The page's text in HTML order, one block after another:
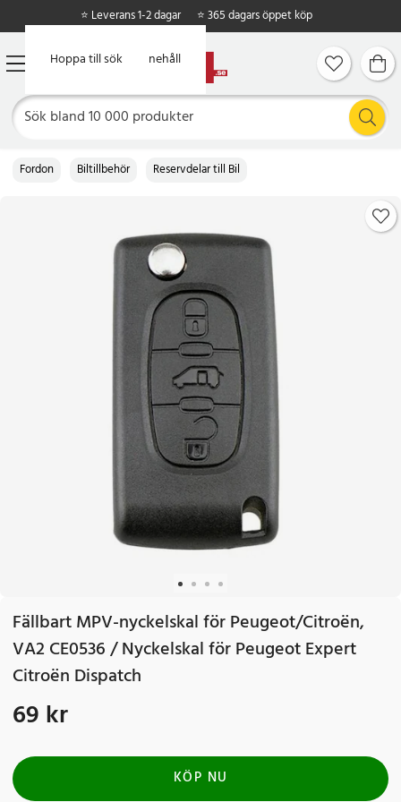
Hoppa till huvudinnehåll
Hoppa till sök
⭐ Leverans 1-2 dagar ⭐ 365 dagars öppet köp
Fordon Biltillbehör Reservdelar till Bil
Fällbart MPV-nyckelskal för Peugeot/Citroën,
VA2 CE0536 / Nyckelskal för Peugeot Expert
Citroën Dispatch
Pris: 69 kr
69 kr
KÖP NU